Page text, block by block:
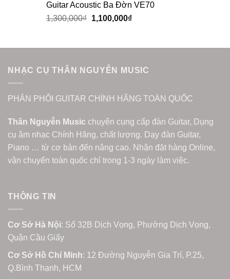
Guitar Acoustic Ba Đờn VE70
1,300,000₫ 1,100,000₫
NHẠC CỤ THÂN NGUYỄN MUSIC
PHÂN PHỐI GUITAR CHÍNH HÃNG TOÀN QUỐC
Thân Nguyễn Music chuyên cung cấp đàn Guitar, Dụng
cụ âm nhạc Chính Hãng, chất lượng. Dạy đàn Guitar,
Piano … từ cơ bản đến nâng cao. Nhận đặt hàng Online,
vận chuyển toàn quốc chỉ trong 1-3 ngày làm việc.
THÔNG TIN
Cơ Sở Hà Nội: Số 32B Dịch Vọng, Phường Dịch Vọng,
Quận Cầu Giấy
Cơ Sở Hồ Chí Minh: 12 Đường Nguyễn Gia Trí, P.25,
Q.Bình Thạnh, HCM